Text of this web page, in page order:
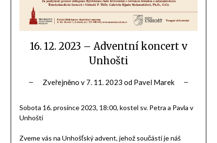
16. 12. 2023 – Adventní koncert v
Unhošti
Zveřejněno v 7. 11. 2023 od Pavel Marek
Sobota 16. prosince 2023, 18:00, kostel sv. Petra a Pavla v
Unhošti
Zveme vás na Unhošťský advent, jehož součástí je náš